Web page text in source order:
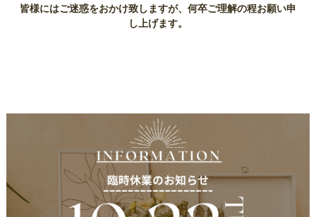
皆様にはご迷惑をおかけ致しますが、何卒ご理解の程お願い申
し上げます。